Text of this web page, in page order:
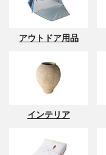
アウトドア用品
インテリア